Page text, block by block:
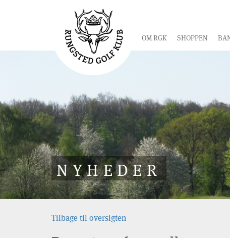
OM RGK SHOPPEN
NYHEDER
Tilbage til oversigten